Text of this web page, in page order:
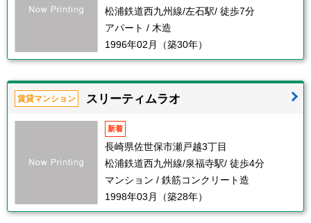
松浦鉄道西九州線/左石駅/ 徒歩7分
アパート / 木造
1996年02月（築30年）
賃貸マンション スリーティムラオ
新着
長崎県佐世保市瀬戸越3丁目
松浦鉄道西九州線/泉福寺駅/ 徒歩4分
マンション / 鉄筋コンクリート造
1998年03月（築28年）